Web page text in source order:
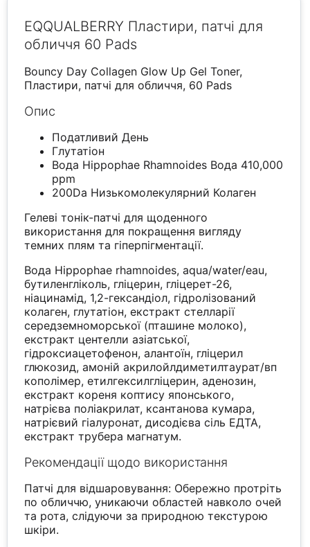
EQQUALBERRY Пластири, патчі для
обличчя 60 Pads
Bouncy Day Collagen Glow Up Gel Toner,
Пластири, патчі для обличчя, 60 Pads
Опис
Податливий День
Глутатіон
Вода Hippophae Rhamnoides Вода 410,000
ppm
200Da Низькомолекулярний Колаген
Гелеві тонік-патчі для щоденного
використання для покращення вигляду
темних плям та гіперпігментації.
Вода Hippophae rhamnoides, aqua/water/eau,
бутиленгліколь, гліцерин, гліцерет-26,
ніацинамід, 1,2-гександіол, гідролізований
колаген, глутатіон, екстракт стелларії
середземноморської (пташине молоко),
екстракт центелли азіатської,
гідроксиацетофенон, алантоїн, гліцерил
глюкозид, амоній акрилойлдиметилтаурат/вп
кополімер, етилгексилгліцерин, аденозин,
екстракт кореня коптису японського,
натрієва поліакрилат, ксантанова кумара,
натрієвий гіалуронат, дисодієва сіль ЕДТА,
екстракт трубера магнатум.
Рекомендації щодо використання
Патчі для відшаровування: Обережно протріть
по обличчю, уникаючи областей навколо очей
та рота, слідуючи за природною текстурою
шкіри.